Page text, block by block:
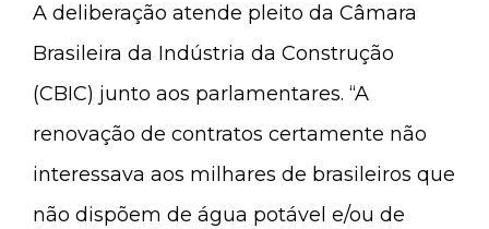
A deliberação atende pleito da Câmara
Brasileira da Indústria da Construção
(CBIC) junto aos parlamentares. “A
renovação de contratos certamente não
interessava aos milhares de brasileiros que
não dispõem de água potável e/ou de